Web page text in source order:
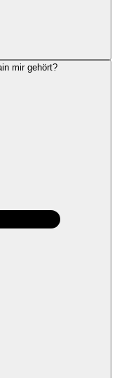
mir gehört?